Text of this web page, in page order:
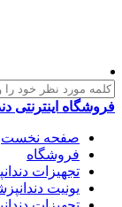
فروشگاه اینترنتی
صفحه نخست
فروشگاه
تجهیزات
یونیت